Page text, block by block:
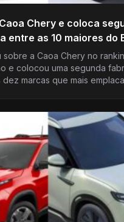
Chery e coloca
entre as 10 maiores do
sobre a Caoa Chery no
e colocou uma segunda
marcas que mais